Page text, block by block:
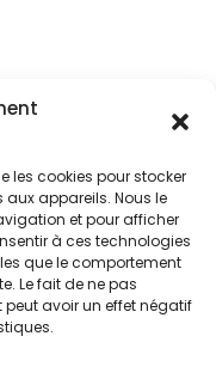
les cookies pour stocker
appareils. Nous le
et pour afficher
à ces technologies
que le comportement
Le fait de ne pas
avoir un effet négatif
s'impose
aux
résident dans les
zones plus
ou Courlancy.
les
localement,
de l'eau
Pour les
d'un tel système
de vos
annuels et
traités